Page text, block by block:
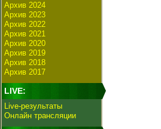
Архив 2024
Архив 2023
Архив 2022
Архив 2021
Архив 2020
Архив 2019
Архив 2018
Архив 2017
LIVE:
Live-результаты
Онлайн трансляции